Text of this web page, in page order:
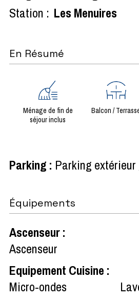
Station : Les Menuires
En Résumé
Ménage de fin de
séjour inclus
Balcon /
Parking : Parking
Équipements
Ascenseur:
Ascenseur
Equipement Cuisine :
Micro-ondes